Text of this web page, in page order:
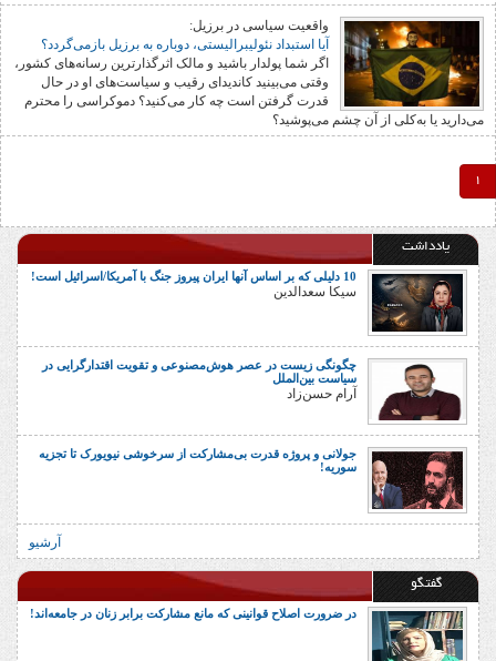
واقعیت سیاسی در برزیل:
آیا استبداد نئولیبرالیستی، دوباره به برزیل بازمی‌گردد؟
اگر شما پولدار باشید و مالک اثرگذارترین رسانه‌های کشور،
وقتی می‌بینید کاندیدای رقیب و سیاست‌های او در حال
قدرت گرفتن است چه کار می‌کنید؟ دموکراسی را محترم
می‌دارید یا به‌کلی از آن چشم‌ می‌پوشید؟
1
یادداشت
10 دلیلی که بر اساس آنها ایران پیروز جنگ با آمریکا/اسرائیل است!
سیکا سعدالدین
چگونگی زیست در عصر هوش‌مصنوعی و تقویت اقتدارگرایی در
سیاست بین‌الملل
آرام حسن‌زاد
جولانی و پروژه قدرت بی‌مشارکت از سرخوشی نیویورک تا تجزیه
سوریه!
آرشیو
گفتگو
در ضرورت اصلاح قوانینی که مانع مشارکت برابر زنان در جامعه‌اند!